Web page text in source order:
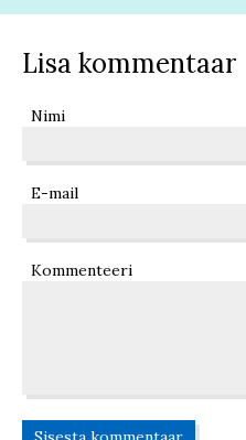
Lisa kommentaar
Nimi
E-mail
Kommenteeri